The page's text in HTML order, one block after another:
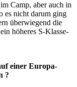
Camp, aber auch in
es nicht darum ging
überwiegend die
höheres S-Klasse-
einer Europa-
?